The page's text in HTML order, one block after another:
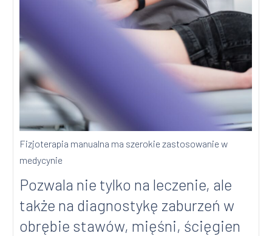
Fizjoterapia manualna ma szerokie zastosowanie w
medycynie
Pozwala nie tylko na leczenie, ale
także na diagnostykę zaburzeń w
obrębie stawów, mięśni, ścięgien